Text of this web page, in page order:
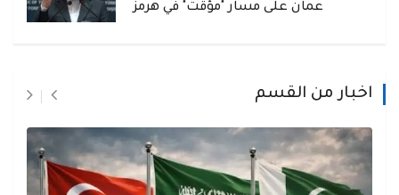
عمان على مسار "مؤقت" في هرمز
اخبار من القسم